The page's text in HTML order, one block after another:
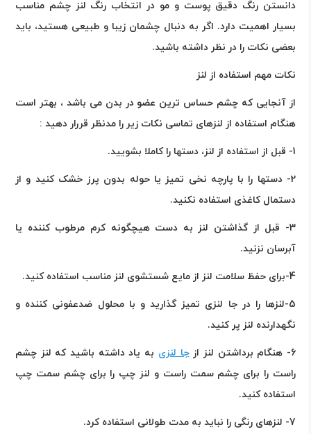
دانستن رنگ دقیق پوست و مو در انتخاب رنگ لنز چشم مناسب
بسیار اهمیت دارد. اگر به دنبال چشمان زیبا و طبیعی هستید، باید
بعضی نکات را در نظر داشته باشید.
نکات مهم استفاده از لنز
از آنجایی که چشم حساس ترین عضو در بدن می باشد ، بهتر است
هنگام استفاده از لنزهای تماسی نکات زیر را مدنظر قررار دهید :
1- قبل از استفاده از لنز، دستها را کاملا بشویید .
2- دستها را با پارچه نخی تمیز یا حوله بدون پرز خشک کنید و از
دستمال کاغذی استفاده نکنید.
3- قبل از گذاشتن لنز به دست هیچگونه کرم مرطوب کننده یا
آبرسان نزنید.
4-برای حفظ سلامت لنز از مایع شستشوی لنز مناسب استفاده کنید .
5-لنزها را در جا لنزی تمیز گذارید و با محلول ضدعفونی کننده و
نگهدارنده لنز پر کنید.
6- هنگام برداشتن لنز از جا لنزی به یاد داشته باشید که لنز چشم
راست را برای چشم سمت راست و لنز چپ را برای چشم سمت چپ
استفاده کنید.
7- لنزهای رنگی را نباید به مدت طولانی استفاده کرد .